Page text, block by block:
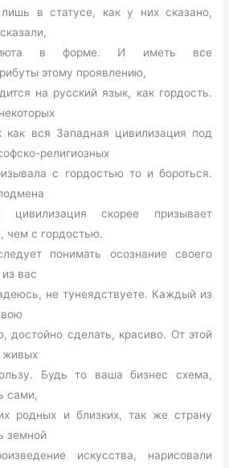
в статусе, как у них сказано,
в форме. И иметь все
этому проявлению,
на русский язык, как гордость.
как вся Западная цивилизация под
религиозных
с гордостью то и бороться.
цивилизация скорее призывает
чем с гордостью.
понимать осознание своего
вас
не тунеядствуете. Каждый из
достойно сделать, красиво. От этой
живых
Будь то ваша бизнес схема,
сами,
родных и близких, так же страну
земной
искусства, нарисовали